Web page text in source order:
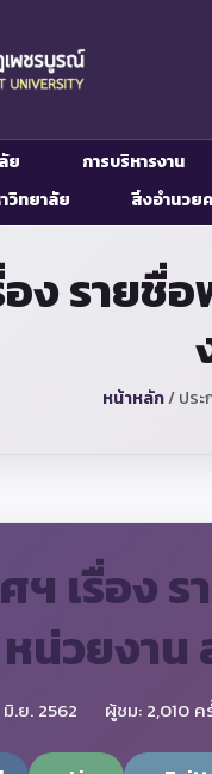
ย การบริหารงาน
วิทยาลัย สิ่งอำนวย
อง ราย
หน้าหลัก/ ปร
ฯ เรื่อง
น่วยงา
.ย. 2562 ผู้ชม: 2,010 ค